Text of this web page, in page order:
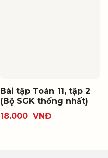
Bài tập Toán 11, tập 2
(Bộ SGK thống nhất)
18.000 VNĐ